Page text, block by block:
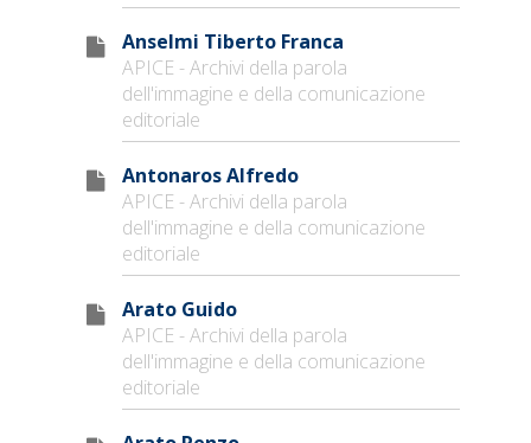
Anselmi Tiberto Franca
APICE - Archivi della parola
dell'immagine e della comunicazione
editoriale
Antonaros Alfredo
APICE - Archivi della parola
dell'immagine e della comunicazione
editoriale
Arato Guido
APICE - Archivi della parola
dell'immagine e della comunicazione
editoriale